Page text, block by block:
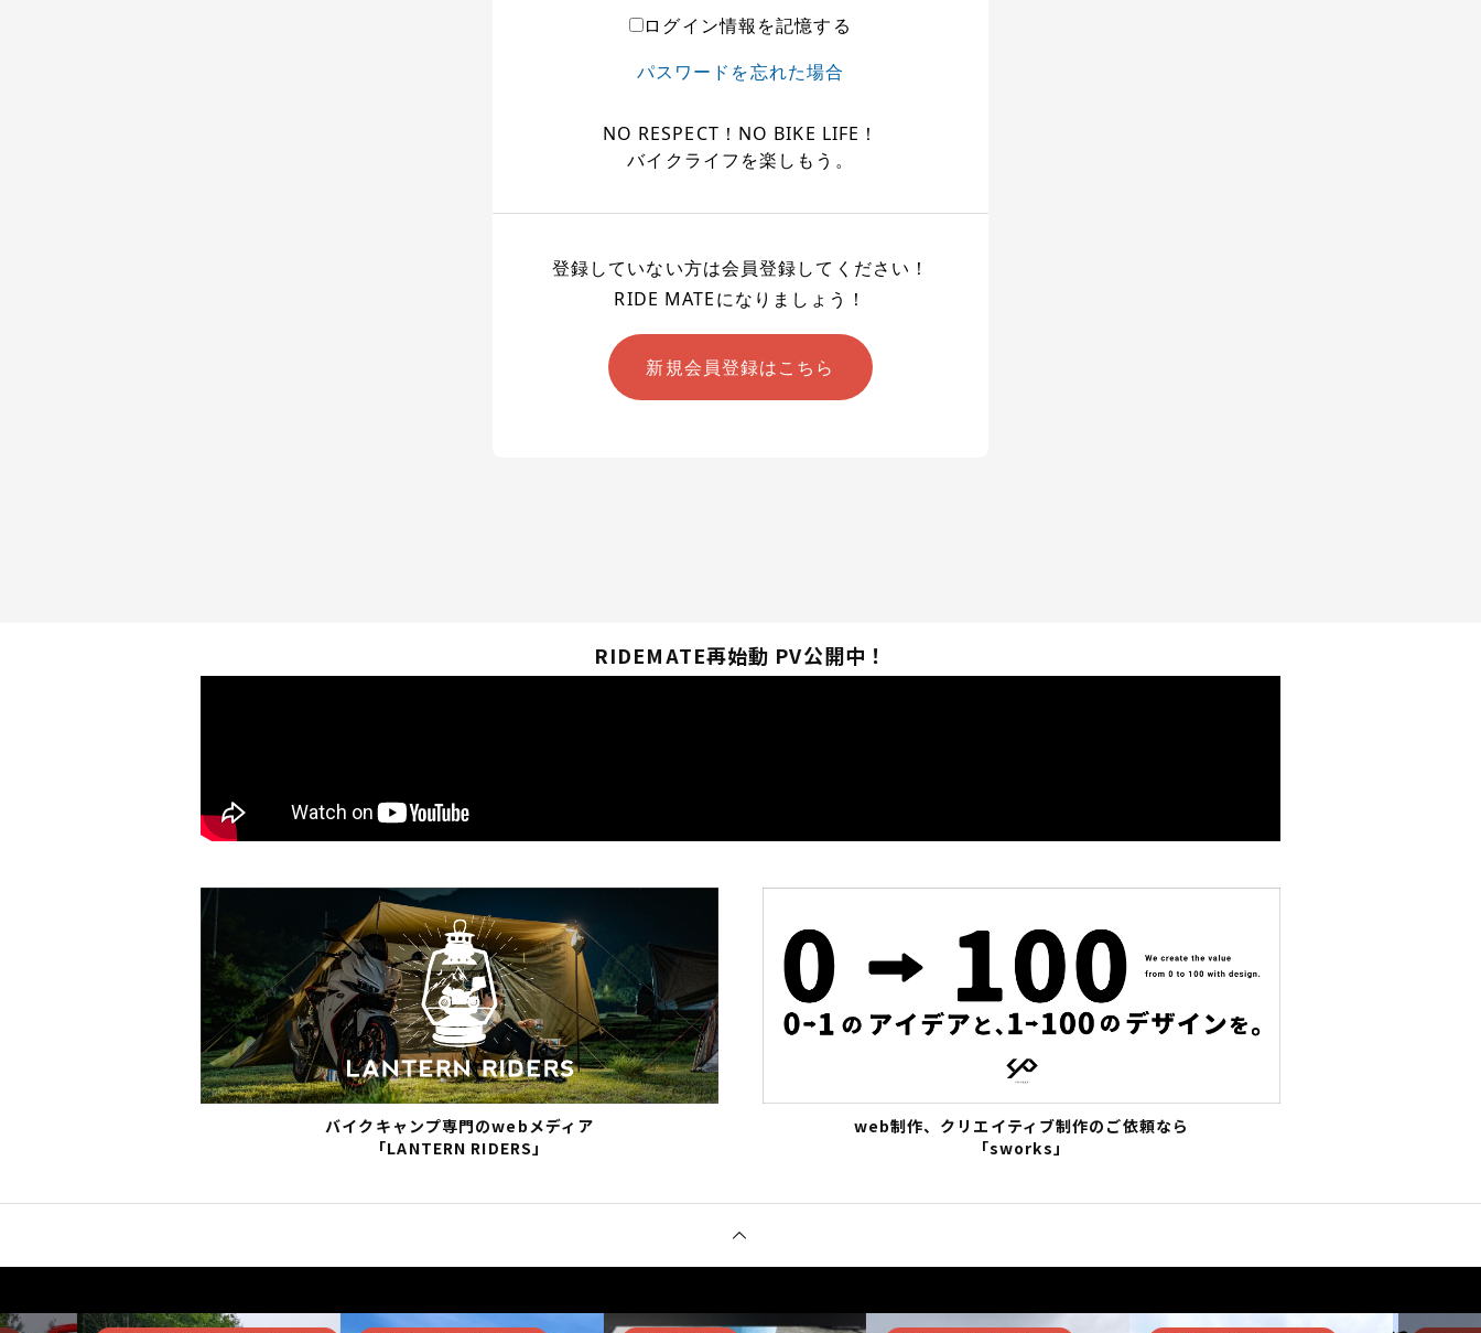
ログイン情報を記憶する
パスワードを忘れた場合
NO RESPECT！NO BIKE LIFE！
バイクライフを楽しもう。
登録していない方は会員登録してください！
RIDE MATEになりましょう！
新規会員登録はこちら
RIDEMATE再始動 PV公開中！
バイクキャンプ専門のwebメディア
「LANTERN RIDERS」
web制作、クリエイティブ制作のご依頼なら
「sworks」